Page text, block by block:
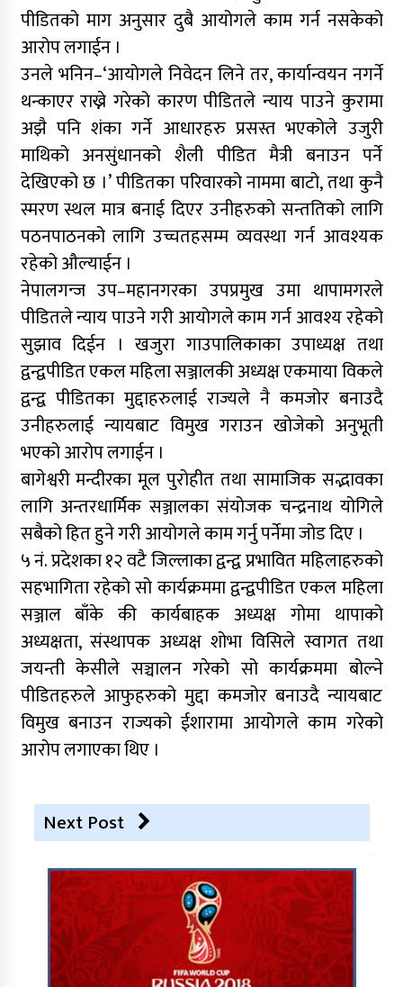
पीडितको माग अनुसार दुबै आयोगले काम गर्न नसकेको
आरोप लगाईन ।
उनले भनिन–‘आयोगले निवेदन लिने तर, कार्यान्वयन नगर्ने
थन्काएर राख्ने गरेको कारण पीडितले न्याय पाउने कुरामा
अझै पनि शंका गर्ने आधारहरु प्रसस्त भएकोले उजुरी
माथिको अनसुंधानको शैली पीडित मैत्री बनाउन पर्ने
देखिएको छ ।’ पीडितका परिवारको नाममा बाटो, तथा कुनै
स्मरण स्थल मात्र बनाई दिएर उनीहरुको सन्ततिको लागि
पठनपाठनको लागि उच्चतहसम्म व्यवस्था गर्न आवश्यक
रहेको औल्याईन ।
नेपालगन्ज उप–महानगरका उपप्रमुख उमा थापामगरले
पीडितले न्याय पाउने गरी आयोगले काम गर्न आवश्य रहेको
सुझाव दिईन । खजुरा गाउपालिकाका उपाध्यक्ष तथा
द्वन्द्वपीडित एकल महिला सञ्जालकी अध्यक्ष एकमाया विकले
द्वन्द्व पीडितका मुद्दाहरुलाई राज्यले नै कमजोर बनाउदै
उनीहरुलाई न्यायबाट विमुख गराउन खोजेको अनुभूती
भएको आरोप लगाईन ।
बागेश्वरी मन्दीरका मूल पुरोहीत तथा सामाजिक सद्भावका
लागि अन्तरधार्मिक सञ्जालका संयोजक चन्द्रनाथ योगिले
सबैको हित हुने गरी आयोगले काम गर्नु पर्नेमा जोड दिए ।
५ नं. प्रदेशका १२ वटै जिल्लाका द्वन्द्व प्रभावित महिलाहरुको
सहभागिता रहेको सो कार्यक्रममा द्वन्द्वपीडित एकल महिला
सञ्जाल बाँके की कार्यबाहक अध्यक्ष गोमा थापाको
अध्यक्षता, संस्थापक अध्यक्ष शोभा विसिले स्वागत तथा
जयन्ती केसीले सञ्चालन गरेको सो कार्यक्रममा बोल्ने
पीडितहरुले आफुहरुको मुद्दा कमजोर बनाउदै न्यायबाट
विमुख बनाउन राज्यको ईशारामा आयोगले काम गरेको
आरोप लगाएका थिए ।
Next Post